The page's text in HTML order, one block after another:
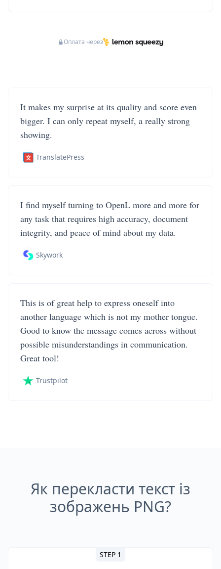
Оплата через
It makes my surprise at its quality and score even
bigger. I can only repeat myself, a really strong
showing.
TranslatePress
I find myself turning to OpenL more and more for
any task that requires high accuracy, document
integrity, and peace of mind about my data.
Skywork
This is of great help to express oneself into
another language which is not my mother tongue.
Good to know the message comes across without
possible misunderstandings in communication.
Great tool!
Trustpilot
Як перекласти текст із
зображень PNG?
STEP 1